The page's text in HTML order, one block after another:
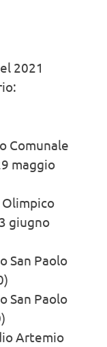
2021
Comunale
maggio
giugno
San Paolo
San Paolo
Artemio